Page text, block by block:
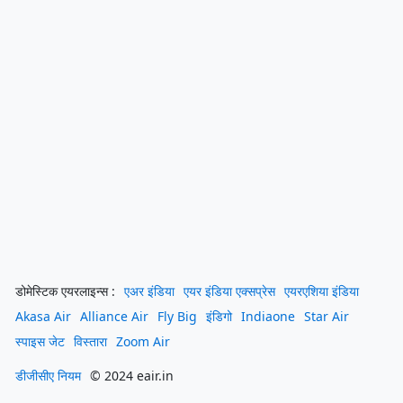
डोमेस्टिक एयरलाइन्स : एअर इंडिया एयर इंडिया एक्सप्रेस एयरएशिया इंडिया
Akasa Air Alliance Air Fly Big इंडिगो Indiaone Star Air
स्पाइस जेट विस्तारा Zoom Air
डीजीसीए नियम © 2024 eair.in